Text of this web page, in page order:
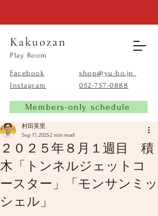
Kakuozan
​Play Room
Facebook
Instagram
shop@yu-bo.jp
​052-757-0888
Members-only schedule
２０２５年８月１週目 積
木「トンネルジェットコ
ースター」「モンサンミッ
シェル」
村田英里
Sep 17, 20252 min read